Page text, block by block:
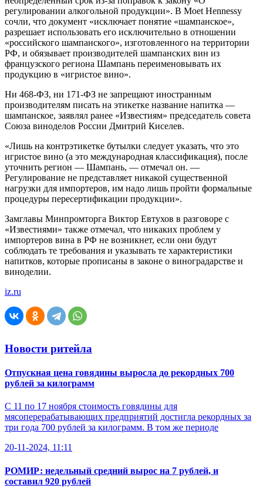
регулировании алкогольной продукции». В Moet Hennessy
сочли, что документ «исключает понятие «шампанское»,
разрешает использовать его исключительно в отношении
«российского шампанского», изготовленного на территории
РФ, и обязывает производителей шампанских вин из
французского региона Шампань переименовывать их
продукцию в «игристое вино».
Ни 468-ФЗ, ни 171-ФЗ не запрещают иностранным
производителям писать на этикетке название напитка —
шампанское, заявлял ранее «Известиям» председатель совета
Союза виноделов России Дмитрий Киселев.
«Лишь на контрэтикетке бутылки следует указать, что это
игристое вино (а это международная классификация), после
уточнить регион — Шампань, — отмечал он. —
Регулирование не представляет никакой существенной
нагрузки для импортеров, им надо лишь пройти формальные
процедуры пересертификации продукции».
Замглавы Минпромторга Виктор Евтухов в разговоре с
«Известиями» также отмечал, что никаких проблем у
импортеров вина в РФ не возникнет, если они будут
соблюдать те требования и указывать те характеристики
напитков, которые прописаны в законе о виноградарстве и
виноделии.
iz.ru
Новости ритейла
Отпускная цена говядины выросла до рекордных 700
рублей за килограмм
С 11 по 17 ноября стоимость говядины для
мясоперерабатывающих предприятий достигла рекордных за
три года 700 рублей за килограмм. В том же периоде
20-11-2024, 11:11
РОМИР: недельный средний вырос на 7 рублей, и
составил 920 рублей